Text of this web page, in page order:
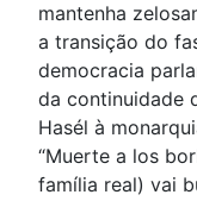
mantenha
a transição do
democracia
da continuidade
Hasél à
“Muerte a los
família real) vai